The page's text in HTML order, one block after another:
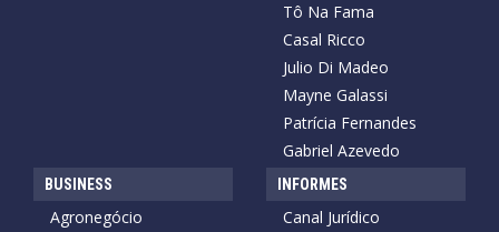
Tô Na Fama
Casal Ricco
Julio Di Madeo
Mayne Galassi
Patrícia Fernandes
Gabriel Azevedo
BUSINESS
Agronegócio
INFORMES
Canal Jurídico